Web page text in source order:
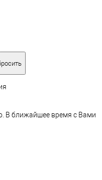
В ближайшее время с Вами